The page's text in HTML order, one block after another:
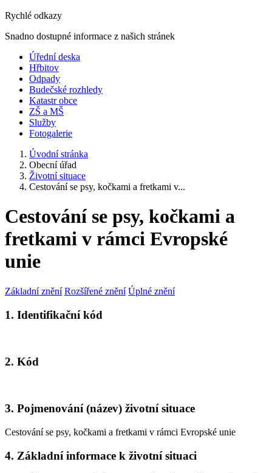
Rychlé odkazy
Snadno dostupné informace z našich stránek
Úřední deska
Hřbitov
Odpady
Budečské rozhledy
Katastr obce
ZŠ a MŠ
Služby
Fotogalerie
Úvodní stránka
Obecní úřad
Životní situace
Cestování se psy, kočkami a fretkami v...
Cestování se psy, kočkami a
fretkami v rámci Evropské
unie
Základní znění Rozšířené znění Úplné znění
1. Identifikační kód
2. Kód
3. Pojmenování (název) životní situace
Cestování se psy, kočkami a fretkami v rámci Evropské unie
4. Základní informace k životní situaci